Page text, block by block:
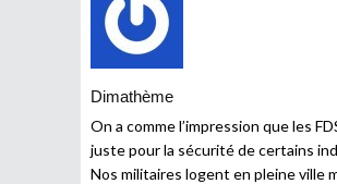
Dimathème
On a comme l’impression que les
juste pour la sécurité de certains
Nos militaires logent en pleine ville